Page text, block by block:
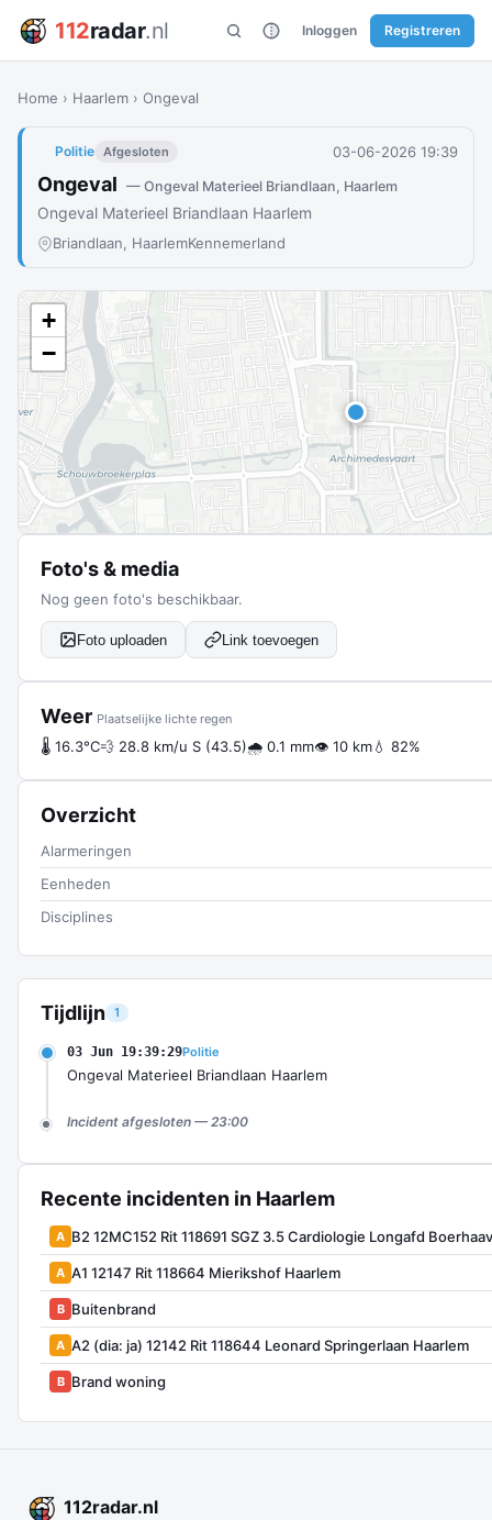
112radar.nl Inloggen Registreren
Home › Haarlem › Ongeval
Politie Afgesloten 03-06-2026 19:39
Ongeval — Ongeval Materieel Briandlaan, Haarlem
Ongeval Materieel Briandlaan Haarlem
Briandlaan, HaarlemKennemerland
Tijdlijn 1
03 Jun 19:39:29Politie
Ongeval Materieel Briandlaan Haarlem
Incident afgesloten — 23:00
Recente incidenten in Haarlem
A B2 12MC152 Rit 118691 SGZ 3.5 Cardiologie Longafd
A A1 12147 Rit 118664 Mierikshof Haarlem
B Buitenbrand
A A2 (dia: ja) 12142 Rit 118644 Leonard Springerlaan Haarlem
B Brand woning
+
−
Foto's & media
Nog geen foto's beschikbaar.
Foto uploaden Link toevoegen
Weer Plaatselijke lichte regen
🌡 16.3°C💨 28.8 km/u S (43.5)🌧 0.1 mm👁 10 km💧 82%
Overzicht
Alarmeringen
Eenheden
Disciplines
112radar.nl